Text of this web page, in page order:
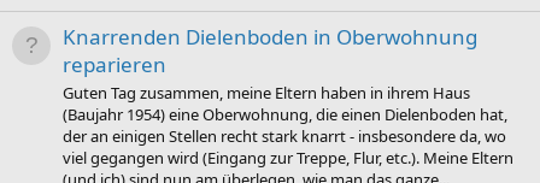
Knarrenden Dielenboden in Oberwohnung
reparieren
Guten Tag zusammen, meine Eltern haben in ihrem Haus
(Baujahr 1954) eine Oberwohnung, die einen Dielenboden hat,
der an einigen Stellen recht stark knarrt - insbesondere da, wo
viel gegangen wird (Eingang zur Treppe, Flur, etc.). Meine Eltern